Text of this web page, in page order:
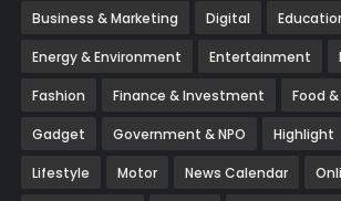
Business & Marketing Digital
Energy & Environment Entertainment
Fashion Finance & Investment Food
Gadget Government & NPO Highlight
Lifestyle Motor News Calendar